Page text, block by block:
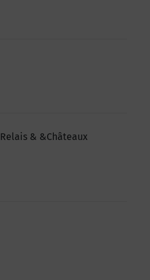
Relais & &Châteaux